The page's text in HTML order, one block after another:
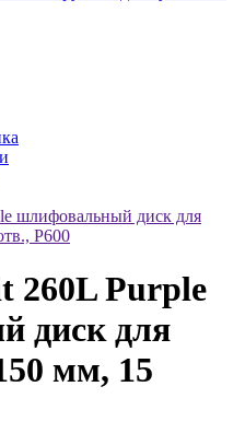
шлифовальный диск для
P600
260L Purple
диск для
мм, 15